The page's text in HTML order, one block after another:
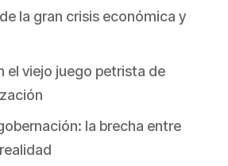
la gran crisis económica y
el viejo juego petrista de
la brecha entre